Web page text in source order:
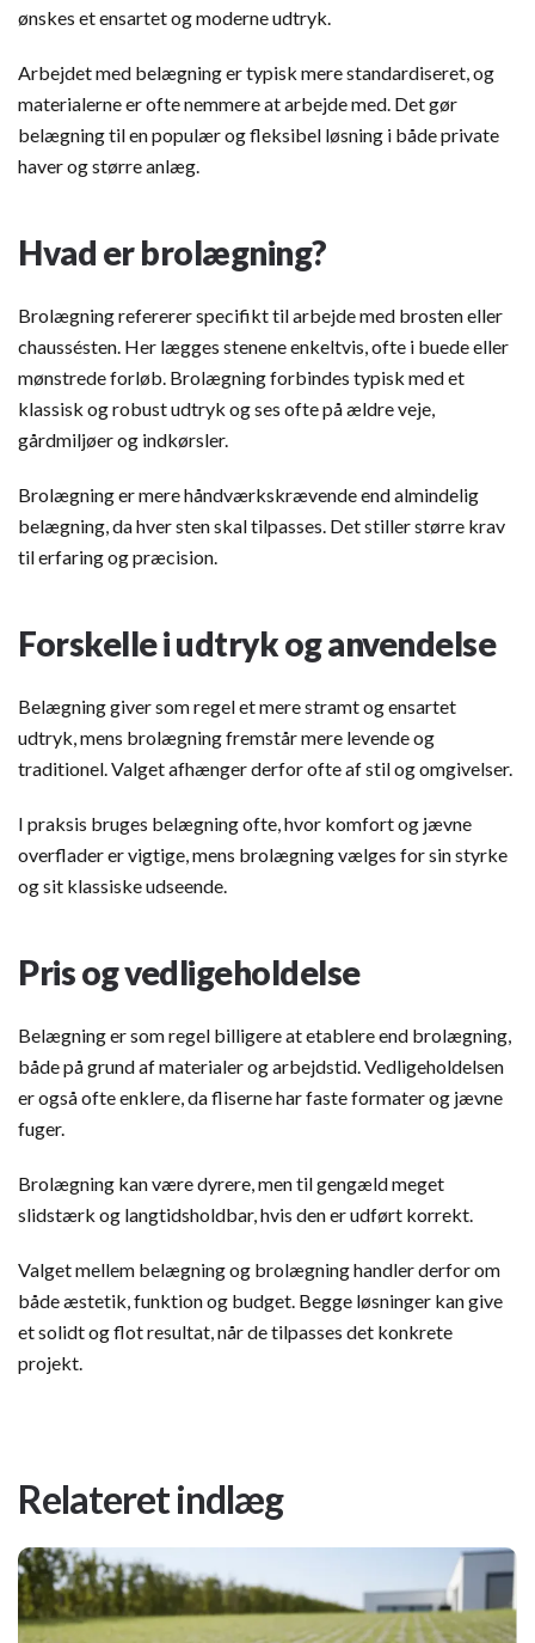
ønskes et ensartet og moderne udtryk.
Arbejdet med belægning er typisk mere standardiseret, og
materialerne er ofte nemmere at arbejde med. Det gør
belægning til en populær og fleksibel løsning i både private
haver og større anlæg.
Hvad erbrolægning?
Brolægning refererer specifikt til arbejde med brosten eller
chaussésten. Her lægges stenene enkeltvis, ofte i buede eller
mønstrede forløb. Brolægning forbindes typisk med et
klassisk og robust udtryk og ses ofte på ældre veje,
gårdmiljøer og indkørsler.
Brolægning er mere håndværkskrævende end almindelig
belægning, da hver sten skal tilpasses. Det stiller større krav
til erfaring og præcision.
Forskelle i udtryk og anvendelse
Belægning giver som regel et mere stramt og ensartet
udtryk, mens brolægning fremstår mere levende og
traditionel. Valget afhænger derfor ofte af stil og omgivelser.
I praksis bruges belægning ofte, hvor komfort og jævne
overflader er vigtige, mens brolægning vælges for sin styrke
og sit klassiske udseende.
Pris og vedligeholdelse
Belægning er som regel billigere at etablere end brolægning,
både på grund af materialer og arbejdstid. Vedligeholdelsen
er også ofte enklere, da fliserne har faste formater og jævne
fuger.
Brolægning kan være dyrere, men til gengæld meget
slidstærk og langtidsholdbar, hvis den er udført korrekt.
Valget mellem belægning og brolægning handler derfor om
både æstetik, funktion og budget. Begge løsninger kan give
et solidt og flot resultat, når de tilpasses det konkrete
projekt.
Relateret indlæg